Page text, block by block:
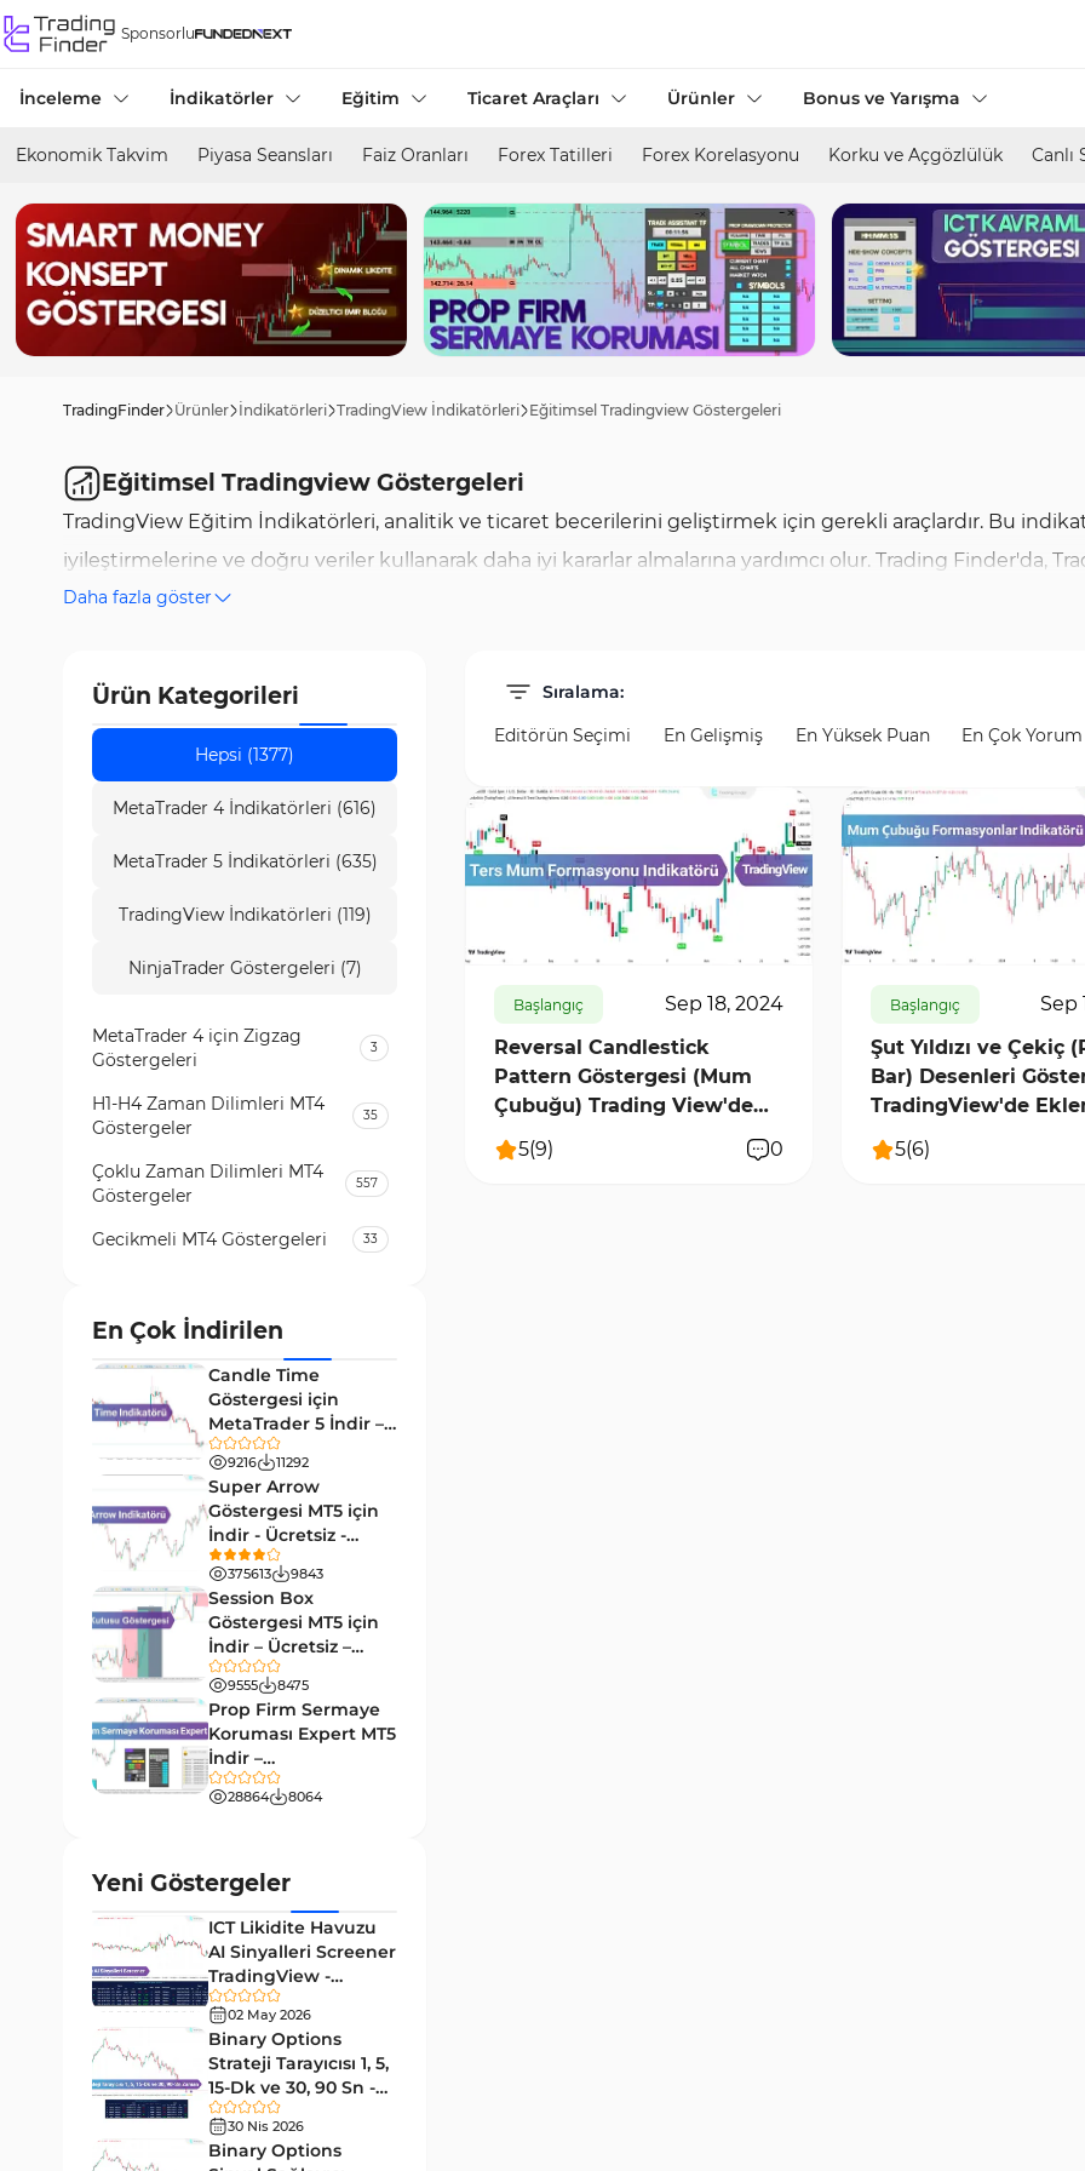
Sponsorlu
İnceleme İndikatörler Eğitim Ticaret Araçları Ürünler Bonus ve Yarışma
Ekonomik Takvim Piyasa Seansları Faiz Oranları Forex Tatilleri Forex Korelasyonu Korku ve Açgözlülük Canlı
TradingFinder Ürünler İndikatörleri TradingView İndikatörleri Eğitimsel Tradingview Göstergeleri
Eğitimsel Tradingview Göstergeleri
TradingView Eğitim İndikatörleri, analitik ve ticaret becerilerini geliştirmek için gerekli araçlardır. Bu
iyileştirmelerine ve doğru veriler kullanarak daha iyi kararlar almalarına yardımcı olur. Trading Finder'da,
sunulmakta olup, kullanıcılar en yeni ve en iyi indikatörlerden hiçbir ücret ödemeden yararlanabilirler. Bu
etmenizi sağlar. Trading Finder grubuna ait TF Lab hesabı, yüksek etkileşim düzeyi sayesinde
Analiz ve ticaret alanında en iyi araçlara erişmek istiyorsanız, performansınızı en olumlu şekilde artıran en
Daha fazla göster
Sıralama:
Editörün Seçimi
En Gelişmiş En Yüksek Puan En Çok Yorum
Başlangıç
Sep 18, 2024
Reversal Candlestick
Pattern Göstergesi (Mum
Çubuğu) Trading View'de
Ekleme - [TFlab]
5(9) 0
10593
Başlangıç
Sep
Şut Yıldızı ve Çekiç
Bar) Desenleri
TradingView'de
[TFLab]
5(6)
Ürün Kategorileri
Hepsi (1377)
MetaTrader 4 İndikatörleri (616)
MetaTrader 5 İndikatörleri (635)
TradingView İndikatörleri (119)
NinjaTrader Göstergeleri (7)
MetaTrader 4 için Zigzag
Göstergeleri
3
H1-H4 Zaman Dilimleri MT4
Göstergeler
35
Çoklu Zaman Dilimleri MT4
Göstergeler
557
Gecikmeli MT4 Göstergeleri 33
Kripto MT4 Göstergeleri
Vadeli İşlem Piyasası MT4
Göstergeleri
Emtia Piyasası MT4
Göstergeleri
MetaTrader 4 için Volume
Profile Göstergeleri
2
KillZones MT4 Göstergeleri
Elliott Dalga Teorisi MT4
Göstergeleri
9
Giriş ve Çıkış MT4 Göstergeleri
Grafik ve Klasik MT4
Göstergeleri
48
Momentum MT4 Göstergeleri
Göstergeleri
Forward Piyasası MT4
Göstergeleri
Döngüler MT4 Göstergeleri
Arz ve Talep MT4 Göstergeleri
Kırılma MT4 Göstergeleri 95
Likidite MT4 Göstergeleri
En Çok İndirilen
Candle Time
Göstergesi için
MetaTrader 5 İndir –
[TradingFinder]
9216 11292
Super Arrow
Göstergesi MT5 için
İndir - Ücretsiz -
[Trading Finder]
375613 9843
Session Box
Göstergesi MT5 için
İndir – Ücretsiz –
TradingFinder
9555 8475
Prop Firm Sermaye
Koruması Expert MT5
İndir –
[TradingFinder]
28864 8064
Yeni Göstergeler
ICT Likidite Havuzu
AI Sinyalleri Screener
TradingView -
[TradingFinder]
Ücretsiz
02 May 2026
Binary Options
Strateji Tarayıcısı 1, 5,
15-Dk ve 30, 90 Sn -
[TradingFinder]
30 Nis 2026
Binary Options